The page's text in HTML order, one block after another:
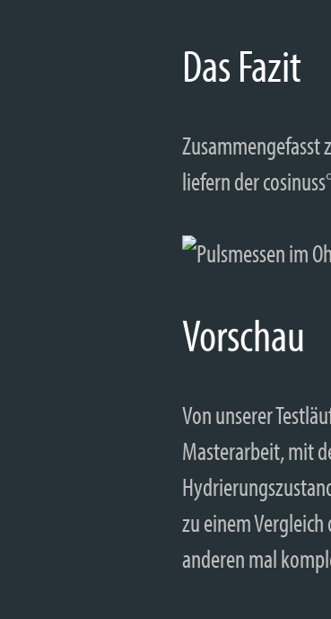
Das Fazit
Zusammengefasst
liefern der
Vorschau
Von unserer
Masterarbeit, mit
zu einem
anderen mal